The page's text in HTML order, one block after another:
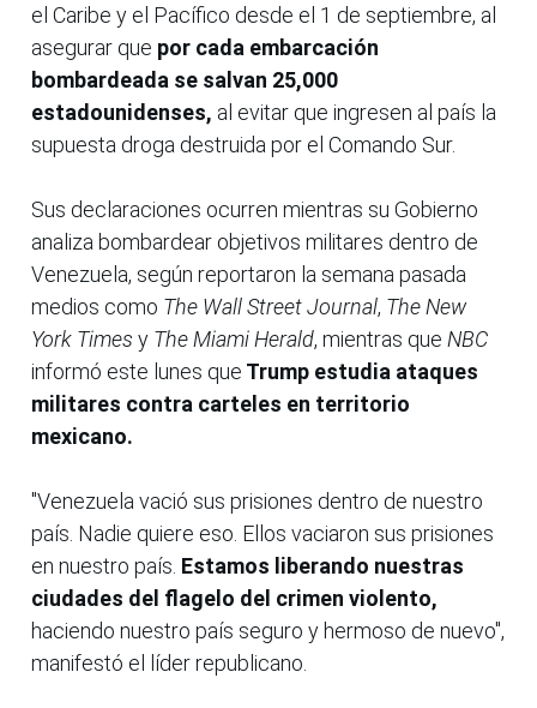
el Caribe y el Pacífico desde el 1 de septiembre, al
asegurar que por cada embarcación
bombardeada se salvan 25,000
estadounidenses, al evitar que ingresen al país la
supuesta droga destruida por el Comando Sur.
Sus declaraciones ocurren mientras su Gobierno
analiza bombardear objetivos militares dentro de
Venezuela, según reportaron la semana pasada
medios como The Wall Street Journal, The New
York Times y The Miami Herald, mientras que NBC
informó este lunes que Trump estudia ataques
militares contra carteles en territorio
mexicano.
"Venezuela vació sus prisiones dentro de nuestro
país. Nadie quiere eso. Ellos vaciaron sus prisiones
en nuestro país. Estamos liberando nuestras
ciudades del flagelo del crimen violento,
haciendo nuestro país seguro y hermoso de nuevo",
manifestó el líder republicano.